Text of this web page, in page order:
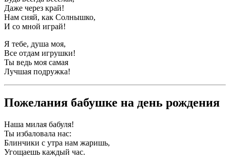
Даже через край!
Нам сияй, как Солнышко,
И со мной играй!
Я тебе, душа моя,
Все отдам игрушки!
Ты ведь моя самая
Лучшая подружка!
Пожелания бабушке на день рождения
Наша милая бабуля!
Ты избаловала нас:
Блинчики с утра нам жаришь,
Угощаешь каждый час.